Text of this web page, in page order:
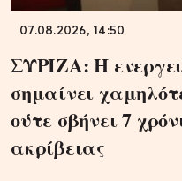
07.08.2026, 14:50
ΣΥΡΙΖΑ: Η
σημαίνει
ούτε σβήνει 7
ακρίβειας